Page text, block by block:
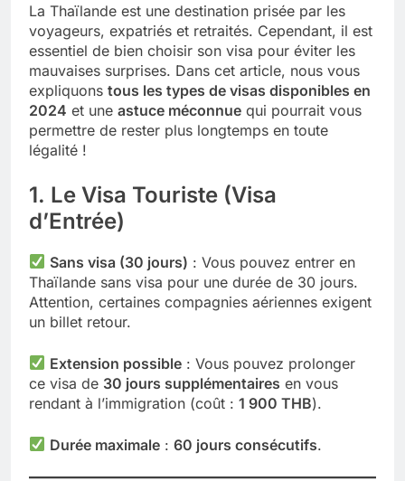
La Thaïlande est une destination prisée par les
voyageurs, expatriés et retraités. Cependant, il est
essentiel de bien choisir son visa pour éviter les
mauvaises surprises. Dans cet article, nous vous
expliquons tous les types de visas disponibles en
2024 et une astuce méconnue qui pourrait vous
permettre de rester plus longtemps en toute
légalité !
1. Le Visa Touriste (Visa
d’Entrée)
Sans visa (30 jours) : Vous pouvez entrer en
Thaïlande sans visa pour une durée de 30 jours.
Attention, certaines compagnies aériennes exigent
un billet retour.
Extension possible : Vous pouvez prolonger
ce visa de 30 jours supplémentaires en vous
rendant à l’immigration (coût : 1 900 THB).
Durée maximale :60 jours consécutifs.